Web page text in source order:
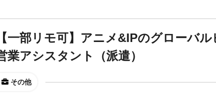
【一部リモ可】アニメ&IPのグローバ
業アシスタント（派遣）
その他